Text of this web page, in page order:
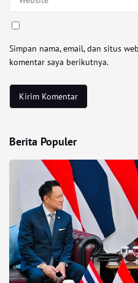
Simpan nama, email, dan situs
komentar saya berikutnya.
Berita Populer